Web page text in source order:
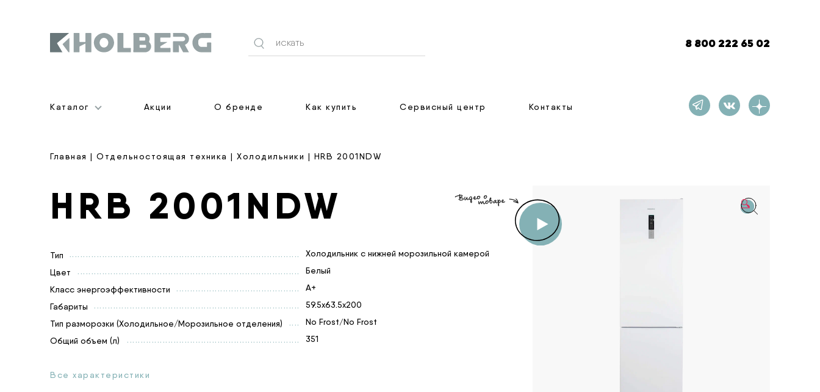
8 800 222 65 02
Каталог Акции О бренде Как купить Сервисный центр Контакты
Главная | Отдельностоящая техника | Холодильники | HRB 2001NDW
🔍
HRB 2001NDW
Тип
Холодильник с нижней морозильной камерой
Цвет
Белый
Класс энергоэффективности
А+
Габариты
59.5х63.5х200
Тип разморозки (Холодильное/Морозильное отделения)
No Frost/No Frost
Общий объем (л)
351
Все характеристики